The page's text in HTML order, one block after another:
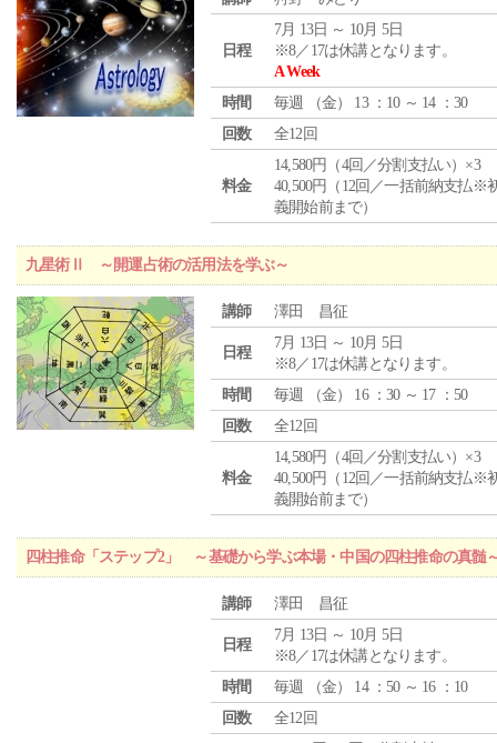
日程
7月 13日 ～ 10月 5日
※8／17は休講となります。
A Week
時間
毎週 （金） 13 ：10 ～ 14 ：30
回数
全12回
料金
14,580円（4回／分割支払い）×3
40,500円（12回／一括前納支払※
義開始前まで）
九星術Ⅱ ～開運占術の活用法を学ぶ～
講師 澤田 昌征
日程
7月 13日 ～ 10月 5日
※8／17は休講となります。
時間
毎週 （金） 16 ：30 ～ 17 ：50
回数
全12回
料金
14,580円（4回／分割支払い）×3
40,500円（12回／一括前納支払※
義開始前まで）
四柱推命「ステップ2」 ～基礎から学ぶ本場・中国の四柱推命の真髄
講師 澤田 昌征
日程
7月 13日 ～ 10月 5日
※8／17は休講となります。
時間
毎週 （金） 14 ：50 ～ 16 ：10
回数
全12回